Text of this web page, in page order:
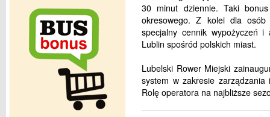
30 minut dziennie. Taki
okresowego. Z kolei dla osób
specjalny cennik wypożyczeń i
Lublin spośród polskich miast.
Lubelski Rower Miejski
system w zakresie zarządzania
Rolę operatora na najbliższe